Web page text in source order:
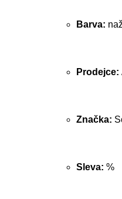
Barva:
Prodejce:
Značka:
Sleva: %